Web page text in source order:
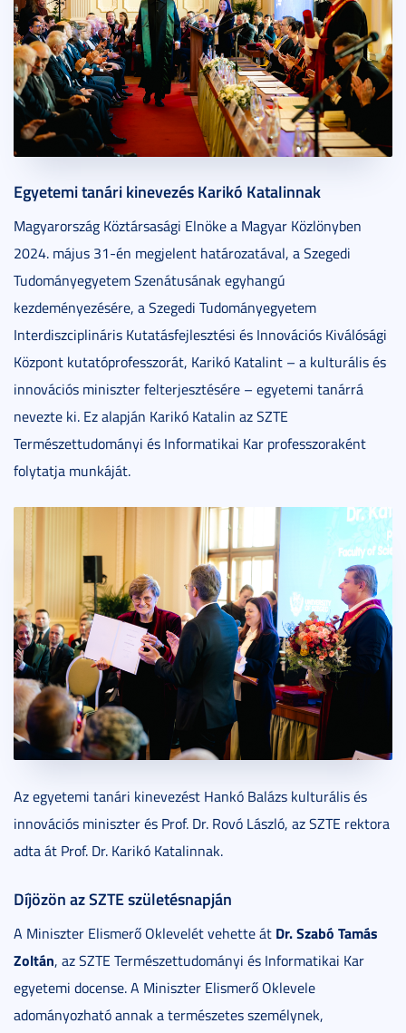
Egyetemi tanári kinevezés Karikó Katalinnak
Magyarország Köztársasági Elnöke a Magyar Közlönyben
2024. május 31-én megjelent határozatával, a Szegedi
Tudományegyetem Szenátusának egyhangú
kezdeményezésére, a Szegedi Tudományegyetem
Interdiszciplináris Kutatásfejlesztési és Innovációs Kiválósági
Központ kutatóprofesszorát, Karikó Katalint – a kulturális és
innovációs miniszter felterjesztésére – egyetemi tanárrá
nevezte ki. Ez alapján Karikó Katalin az SZTE
Természettudományi és Informatikai Kar professzoraként
folytatja munkáját.
Az egyetemi tanári kinevezést Hankó Balázs kulturális és
innovációs miniszter és Prof. Dr. Rovó László, az SZTE rektora
adta át Prof. Dr. Karikó Katalinnak.
Díjözön az SZTE születésnapján
A Miniszter Elismerő Oklevelét vehette át Dr. Szabó Tamás
Zoltán, az SZTE Természettudományi és Informatikai Kar
egyetemi docense. A Miniszter Elismerő Oklevele
adományozható annak a természetes személynek,